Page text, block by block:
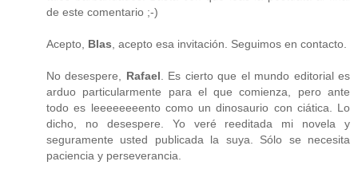
de este comentario ;-)
Acepto, Blas , acepto esa invitación. Seguimos en contacto.
No desespere, Rafael . Es cierto que el mundo editorial es
arduo particularmente para el que comienza, pero ante
todo es leeeeeeeento como un dinosaurio con ciática. Lo
dicho, no desespere. Yo veré reeditada mi novela y
seguramente usted publicada la suya. Sólo se necesita
paciencia y perseverancia.